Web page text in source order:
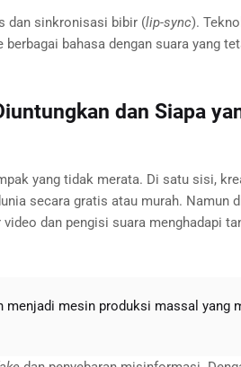
dan sinkronisasi bibir (lip-sync).
bahasa dengan suara yang
dan Siapa
yang tidak merata. Di satu sisi,
secara gratis atau murah. Namun
dan pengisi suara menghadapi
menjadi mesin produksi massal yang